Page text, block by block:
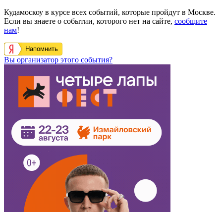
Кудамоскоу в курсе всех событий, которые пройдут в Москве.
Если вы знаете о событии, которого нет на сайте, сообщите
нам!
Напомнить
Вы организатор этого события?